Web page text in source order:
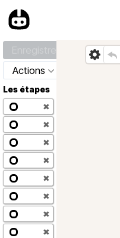
Actions
Les étapes
✖
✖
✖
✖
✖
✖
✖
✖